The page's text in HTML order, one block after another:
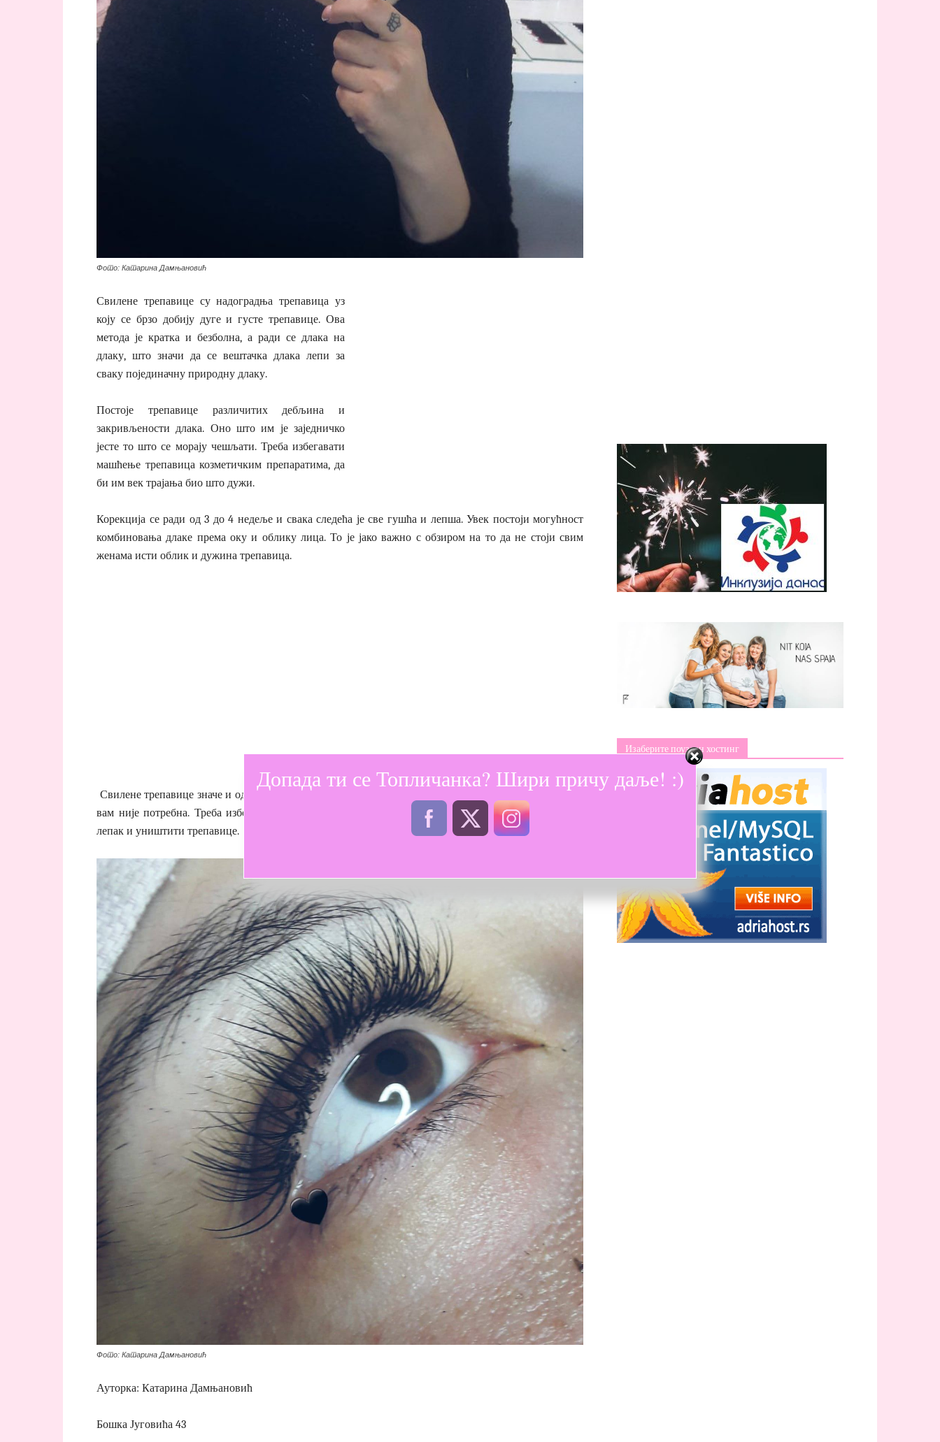
Фото: Катарина Дамњановић
Свилене трепавице су надоградња трепавица уз
коју се брзо добију дуге и густе трепавице. Ова
метода је кратка и безболна, а ради се длака на
длаку, што значи да се вештачка длака лепи за
сваку појединачну природну длаку.
Постоје трепавице различитих дебљина и
закривљености длака. Оно што им је заједничко
јесте то што се морају чешљати. Треба избегавати
машћење трепавица козметичким препаратима, да
би им век трајања био што дужи.
Корекција се ради од 3 до 4 недеље и свака следећа је све гушћа и лепша. Увек постоји могућност
комбиновања длаке према оку и облику лица. То је јако важно с обзиром на то да не стоји свим
женама исти облик и дужина трепавица.
Свилене трепавице значе и одмор од маскаре и увијача трепавица. Када имате надоградњу, маскара
вам није потребна. Треба избегавати ајлајнере и оловке базиране на уљима која могу растворити
лепак и уништити трепавице.
Фото: Катарина Дамњановић
Ауторка: Катарина Дамњановић
Бошка Југовића 43
Изаберите поуздан хостинг
Допада ти се Топличанка? Шири причу даље! :)